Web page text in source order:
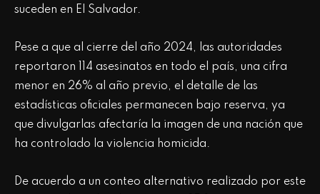
suceden en El Salvador.
Pese a que al cierre del año 2024, las autoridades
reportaron 114 asesinatos en todo el país, una cifra
menor en 26% al año previo, el detalle de las
estadísticas oficiales permanecen bajo reserva, ya
que divulgarlas afectaría la imagen de una nación que
ha controlado la violencia homicida.
De acuerdo a un conteo alternativo realizado por este